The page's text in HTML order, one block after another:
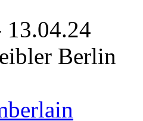
13.04.24
Berlin